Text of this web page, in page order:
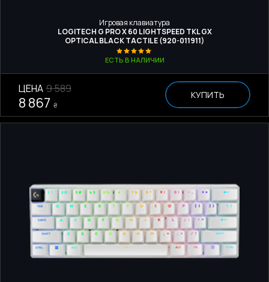
Игровая клавиатура
LOGITECH G PRO X 60 LIGHTSPEED TKL GX
OPTICAL BLACK TACTILE (920-011911)
ЕСТЬ В НАЛИЧИИ
ЦЕНА 9 589
8 867 ₴
КУПИТЬ